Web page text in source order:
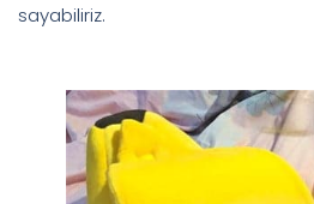
sayabiliriz.